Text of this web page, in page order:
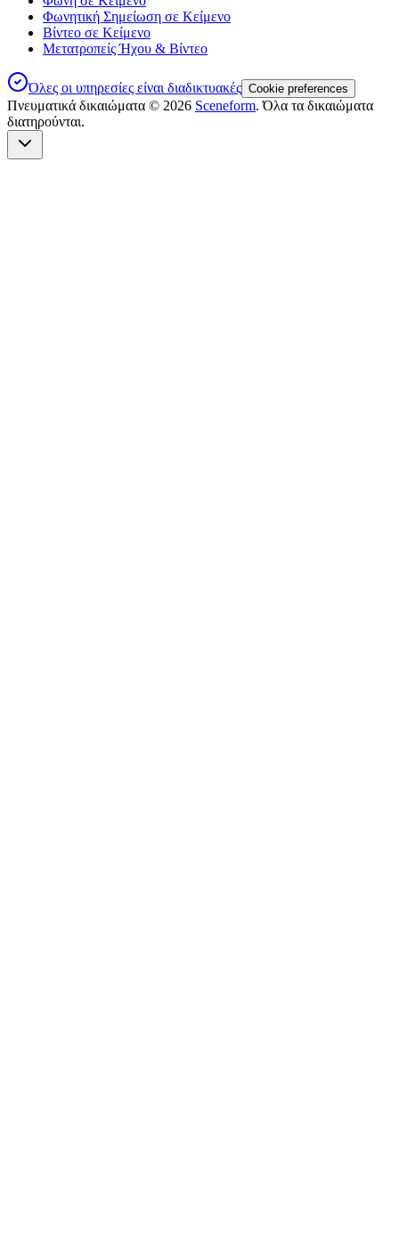
Φωνητική Σημείωση σε Κείμενο
Βίντεο σε Κείμενο
Μετατροπείς Ήχου & Βίντεο
Όλες οι υπηρεσίες είναι διαδικτυακές Cookie preferences
Πνευματικά δικαιώματα © 2026 Sceneform. Όλα τα δικαιώματα
διατηρούνται.